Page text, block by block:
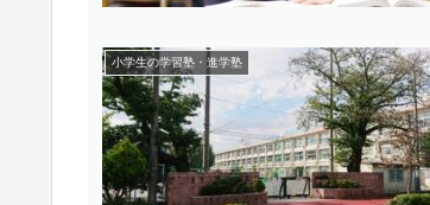
小学生の学習塾・進学塾